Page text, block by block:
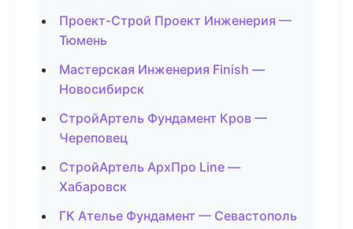
Проект-Строй Проект Инженерия —
Тюмень
Мастерская Инженерия Finish —
Новосибирск
СтройАртель Фундамент Кров —
Череповец
СтройАртель АрхПро Line —
Хабаровск
ГК Ателье Фундамент — Севастополь